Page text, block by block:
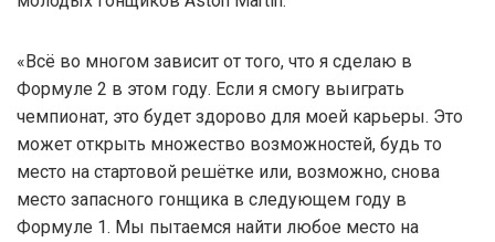
«Всё во многом зависит от того, что я сделаю в
Формуле 2 в этом году. Если я смогу выиграть
чемпионат, это будет здорово для моей карьеры. Это
может открыть множество возможностей, будь то
место на стартовой решётке или, возможно, снова
место запасного гонщика в следующем году в
Формуле 1. Мы пытаемся найти любое место на